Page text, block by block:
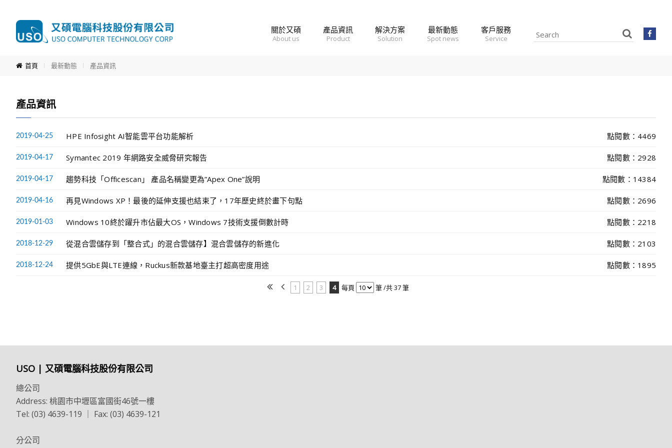
關於又碩
About us
產品資訊
Product
解決方案
Solution
最新動態
Spot news
客戶服務
Service
首頁 最新動態 產品資訊
產品資訊
2019-04-25 HPE Infosight AI智能雲平台功能解析 點閱數：4469
2019-04-17 Symantec 2019 年網路安全威脅研究報告 點閱數：2928
2019-04-17 趨勢科技「Officescan」 產品名稱變更為”Apex One”說明 點閱數：14384
2019-04-16 再見Windows XP！最後的延伸支援也結束了，17年歷史終於畫下句點 點閱數：2696
2019-01-03 Windows 10終於躍升市佔最大OS，Windows 7技術支援倒數計時 點閱數：2218
2018-12-29 從混合雲儲存到「整合式」的混合雲儲存】混合雲儲存的新進化 點閱數：2103
2018-12-24 提供5GbE與LTE連線，Ruckus新款基地臺主打超高密度用途 點閱數：1895
1 2 3 4 每頁 筆 /共 37 筆
USO | 又碩電腦科技股份有限公司
總公司
Address: 桃園市中壢區富國街46號一樓
Tel: (03) 4639-119 ｜ Fax: (03) 4639-121
分公司